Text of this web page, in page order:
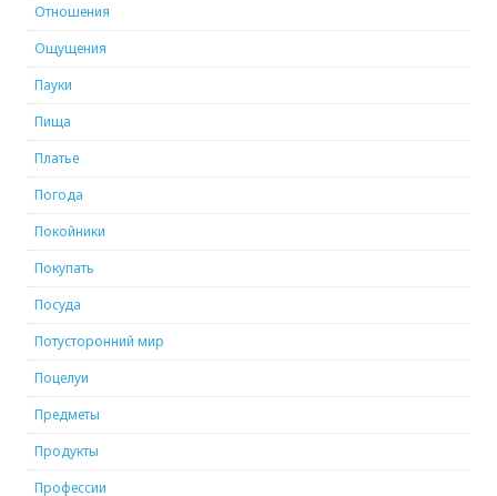
Отношения
Ощущения
Пауки
Пища
Платье
Погода
Покойники
Покупать
Посуда
Потусторонний мир
Поцелуи
Предметы
Продукты
Профессии